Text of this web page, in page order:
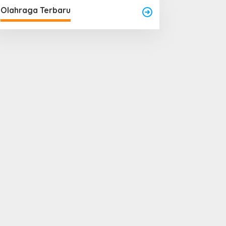
Olahraga Terbaru